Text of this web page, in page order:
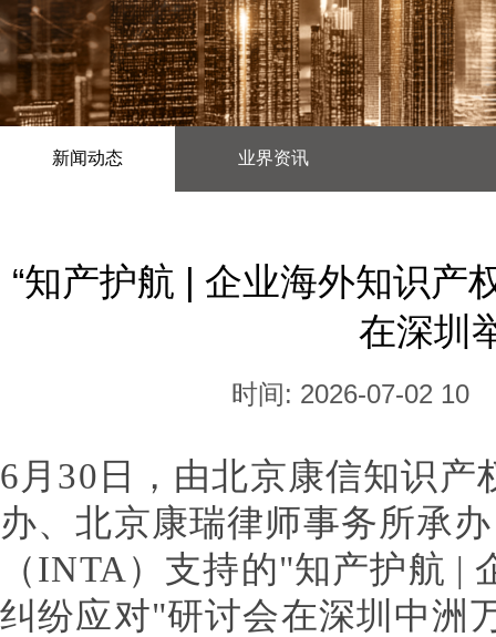
新闻动态 业界资讯
“知产护航 | 企业海外知识产
在深圳
时间: 2026-07-02 10
6月30日，由北京康信知识产
办、北京康瑞律师事务所承
（INTA）支持的"知产护航 |
纠纷应对"研讨会在深圳中洲